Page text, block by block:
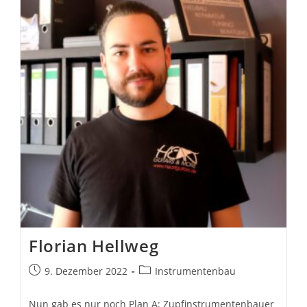
Florian Hellweg
Beitrag9. Dezember 2022
Beitrags-
Instrumentenbau
Nun gab es nur noch Plan A: Zupfinstrumentenbauer